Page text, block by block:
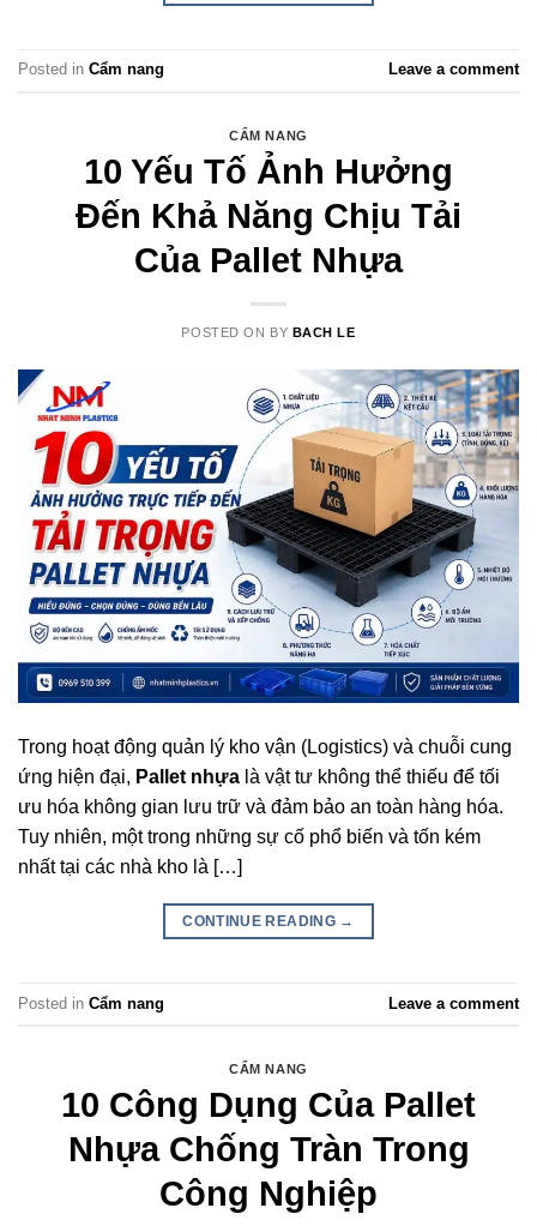
Posted in Cẩm nang Leave a comment
CẨM NANG
10 Yếu Tố Ảnh Hưởng
Đến Khả Năng Chịu Tải
Của Pallet Nhựa
POSTED ON BY BACH LE
Trong hoạt động quản lý kho vận (Logistics) và chuỗi cung
ứng hiện đại, Pallet nhựa là vật tư không thể thiếu để tối
ưu hóa không gian lưu trữ và đảm bảo an toàn hàng hóa.
Tuy nhiên, một trong những sự cố phổ biến và tốn kém
nhất tại các nhà kho là […]
CONTINUE READING →
Posted in Cẩm nang Leave a comment
CẨM NANG
10 Công Dụng Của Pallet
Nhựa Chống Tràn Trong
Công Nghiệp